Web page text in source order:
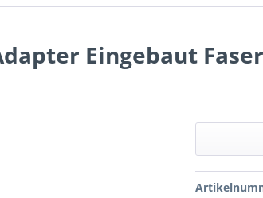
Eingebaut Faser